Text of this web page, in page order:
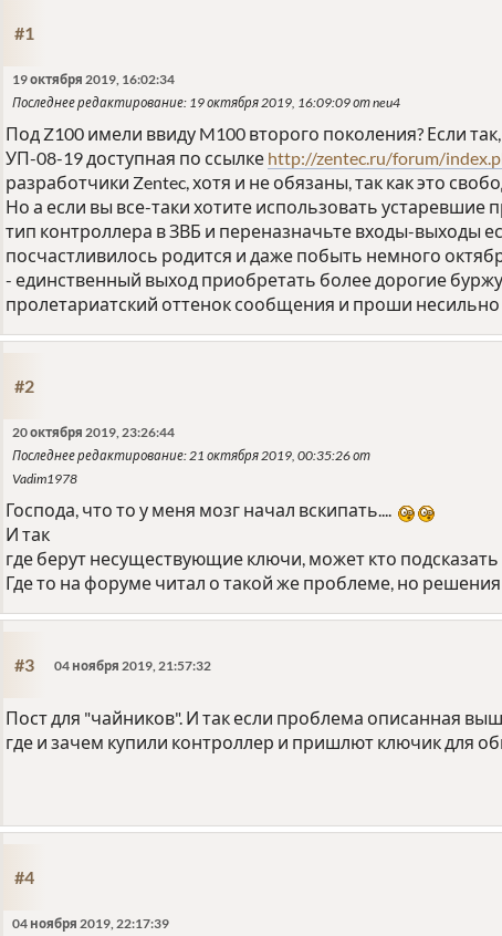
#1
19 октября 2019, 16:02:34
Последнее редактирование: 19 октября 2019, 16:09:09 от neu4
Под Z100 имели ввиду M100 второго поколения? Если
УП-08-19 доступная по ссылке http://zentec.ru/forum/
разработчики Zentec, хотя и не обязаны, так как это
Но а если вы все-таки хотите использовать
тип контроллера в ЗВБ и переназначьте входы-выходы
посчастливилось родится и даже побыть немного
- единственный выход приобретать более дорогие
пролетариатский оттенок сообщения и проши несильно
#2
20 октября 2019, 23:26:44
Последнее редактирование: 21 октября 2019, 00:35:26 от
Vadim1978
Господа, что то у меня мозг начал вскипать....
И так
где берут несуществующие ключи, может кто подсказать
Где то на форуме читал о такой же проблеме, но решения
#3 04 ноября 2019, 21:57:32
Пост для "чайников". И так если проблема описанная
где и зачем купили контроллер и пришлют ключик для
#4
04 ноября 2019, 22:17:39